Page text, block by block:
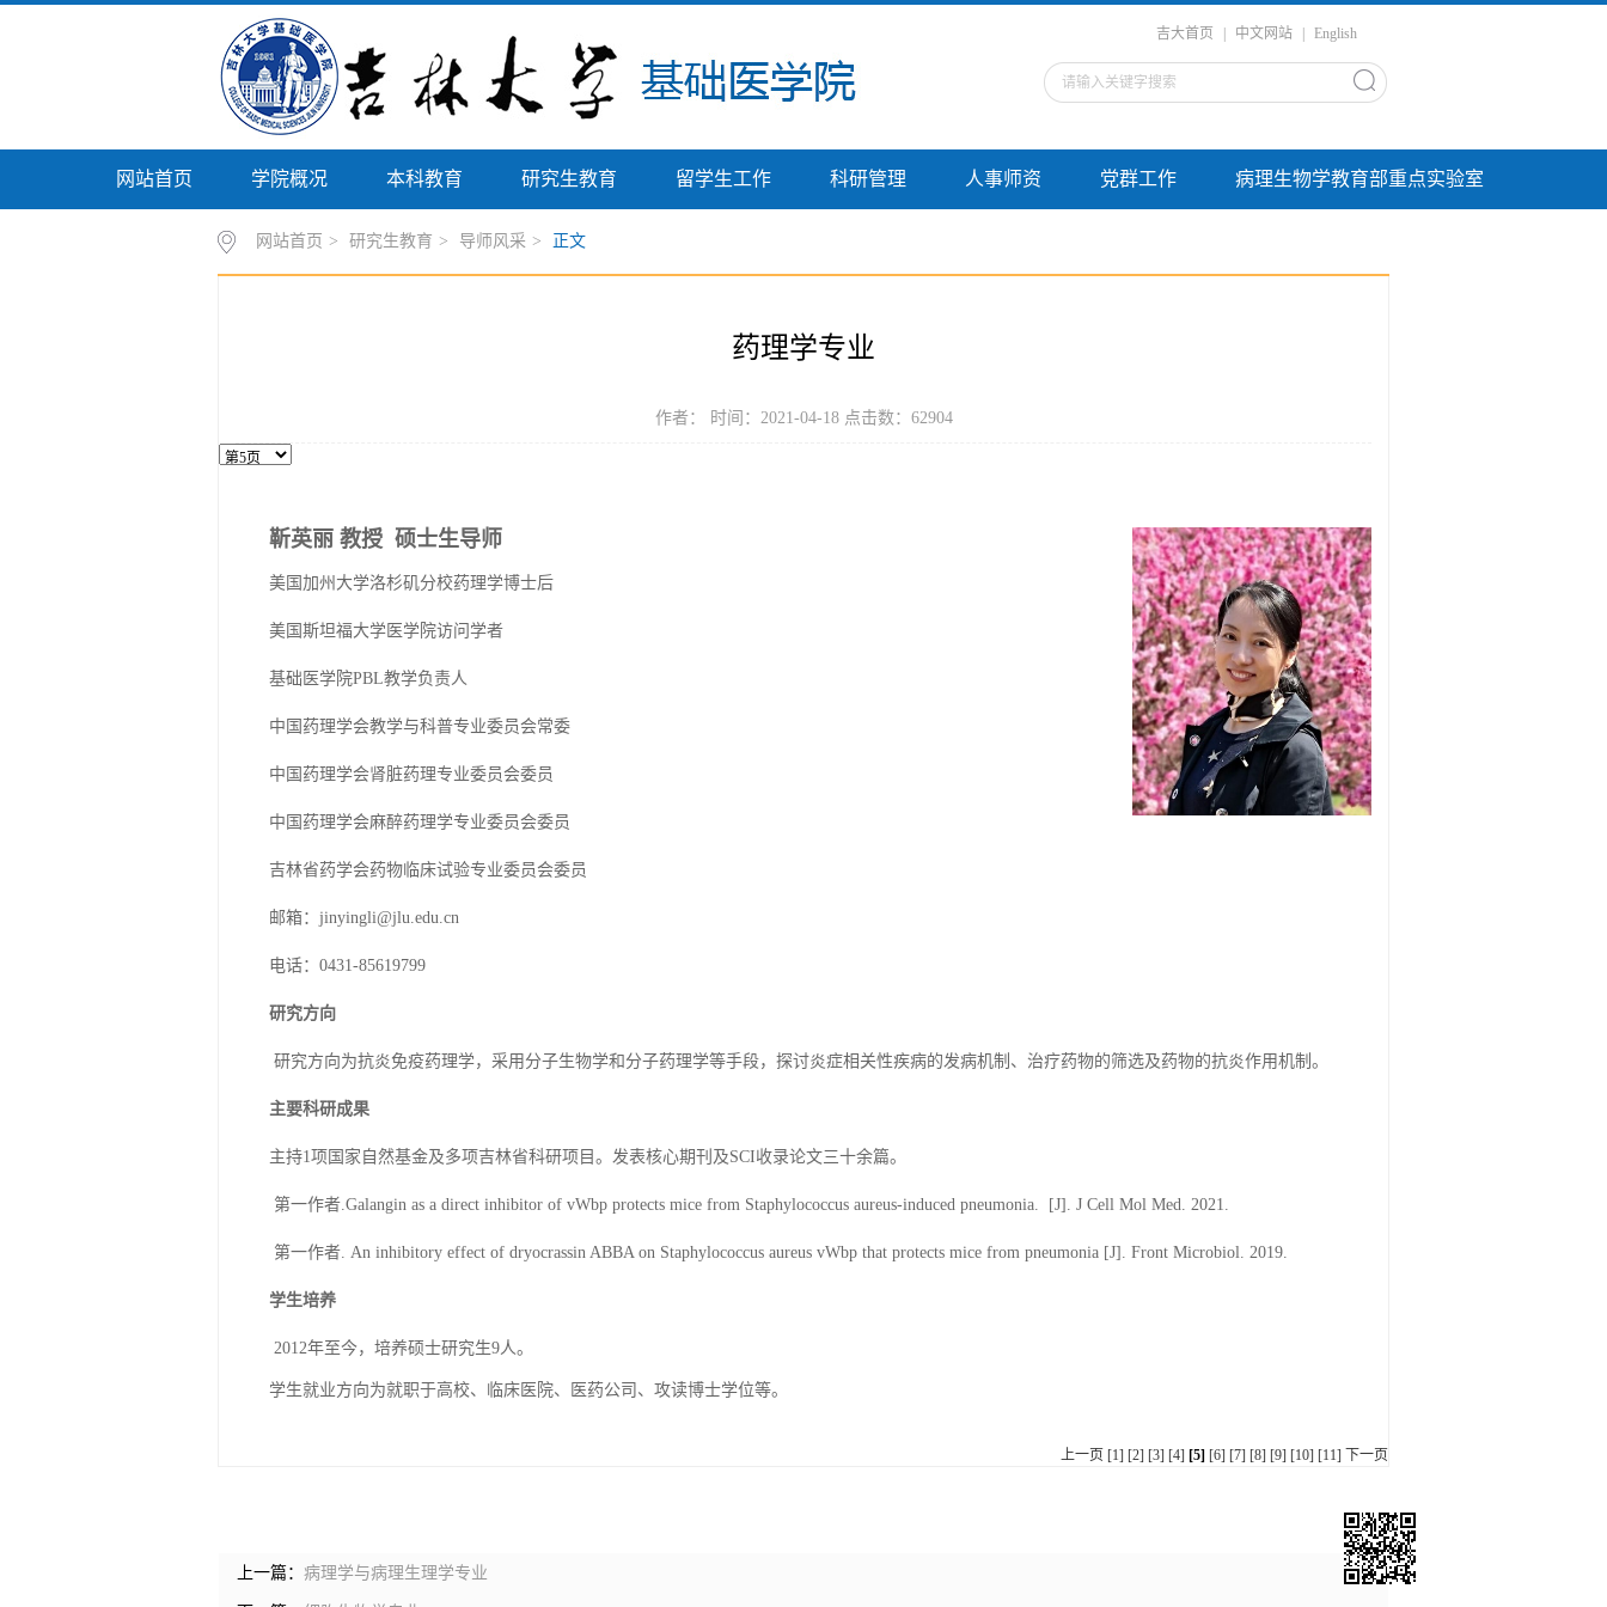
吉大首页 中文网站 English
网站首页 学院概况 本科教育 研究生教育 留学生工作 科研管理 人事师资 党群工作 病理生物学教育部重点实验室
网站首页 > 研究生教育 > 导师风采 > 正文
药理学专业
作者： 时间：2021-04-18 点击数： 62904
靳英丽 教授 硕士生导师
美国加州大学洛杉矶分校药理学博士后
美国斯坦福大学医学院访问学者
基础医学院PBL教学负责人
中国药理学会教学与科普专业委员会常委
中国药理学会肾脏药理专业委员会委员
中国药理学会麻醉药理学专业委员会委员
吉林省药学会药物临床试验专业委员会委员
邮箱： jinyingli@jlu.edu.cn
电话： 0431-85619799
研究方向
研究方向为抗炎免疫药理学，采用分子生物学和分子药理学等手段，探讨炎症相关性疾病的发病机制、治疗药物的筛选及药物的抗炎作用机制。
主要科研成果
主持1项国家自然基金及多项吉林省科研项目。发表核心期刊及SCI收录论文三十余篇。
第一作者.Galangin as a direct inhibitor of vWbp protects mice from Staphylococcus aureus-induced pneumonia. [J]. J Cell Mol Med. 2021.
第一作者. An inhibitory effect of dryocrassin ABBA on Staphylococcus aureus vWbp that protects mice from pneumonia [J]. Front Microbiol. 2019.
学生培养
2012年至今，培养硕士研究生9人。
学生就业方向为就职于高校、临床医院、医药公司、攻读博士学位等。
上一页 [1] [2] [3] [4] [5] [6] [7] [8] [9] [10] [11] 下一页
上一篇： 病理学与病理生理学专业